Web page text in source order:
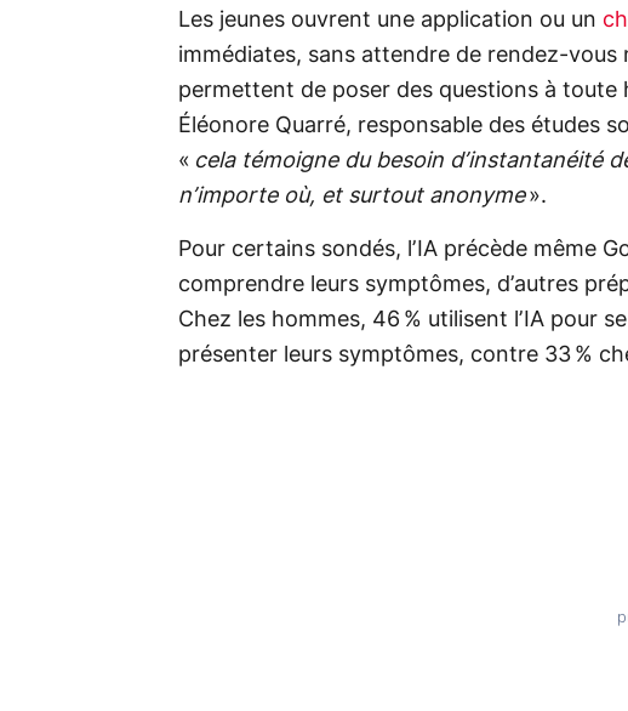
Les jeunes ouvrent une application ou un
immédiates, sans attendre de rendez-vous
permettent de poser des questions à toute
Éléonore Quarré, responsable des études
« cela témoigne du besoin d’instantanéité
n’importe où, et surtout anonyme».
Pour certains sondés, l’IA précède même
comprendre leurs symptômes, d’autres
Chez les hommes, 46 % utilisent l’IA pour
présenter leurs symptômes, contre 33 %